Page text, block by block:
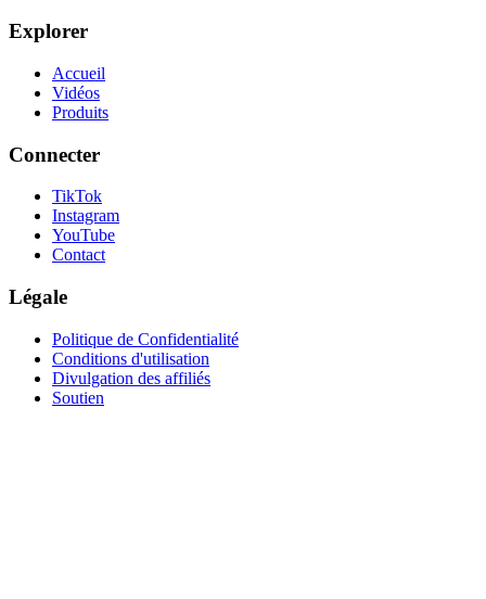
Explorer
Accueil
Vidéos
Produits
Connecter
TikTok
Instagram
YouTube
Contact
Légale
Politique de Confidentialité
Conditions d'utilisation
Divulgation des affiliés
Soutien